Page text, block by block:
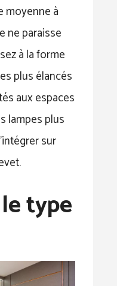
moyenne à
ne paraisse
à la forme
plus élancés
aux espaces
lampes plus
sur
type